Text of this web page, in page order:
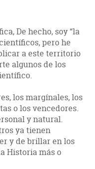
De hecho, soy “la
pero he
a este territorio
algunos de los
los margínales, los
o los vencedores.
y natural.
ya tienen
y de brillar en los
Historia más o